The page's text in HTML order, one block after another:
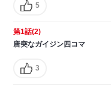
5
第1話(2)
唐突なガイジン四コマ
3